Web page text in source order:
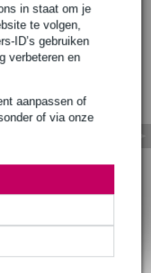
in staat om je
te volgen,
ID’s gebruiken
verbeteren en
aanpassen of
of via onze